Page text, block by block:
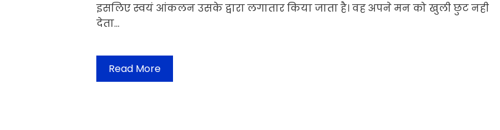
इसलिए स्वयं आंकलन उसके द्वारा लगातार किया जाता है। वह अपने मन को खुली छुट नही
देता…
Read More